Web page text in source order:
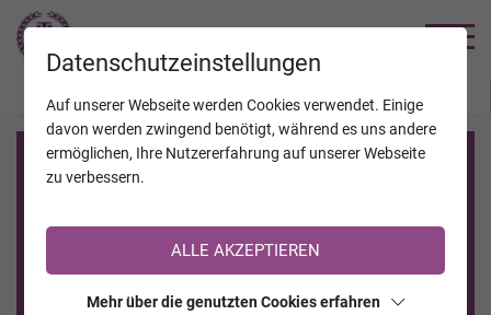
Registrierung auf TrauerHilfe.it
Sie sind noch nicht auf TrauerHilfe.it registriert?
>> zur kostenlosen Registrierung <<
Datenschutzeinstellungen
Auf unserer Webseite werden Cookies verwendet. Einige
davon werden zwingend benötigt, während es uns andere
ermöglichen, Ihre Nutzererfahrung auf unserer Webseite
zu verbessern.
ALLE AKZEPTIEREN
Mehr über die genutzten Cookies erfahren
JAHRESTAGE KALENDER VERSTORBENE